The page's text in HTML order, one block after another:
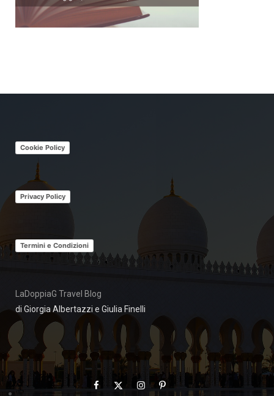
Cookie Policy
Privacy Policy
Termini e Condizioni
LaDoppiaG Travel Blog
di Giorgia Albertazzi e Giulia Finelli